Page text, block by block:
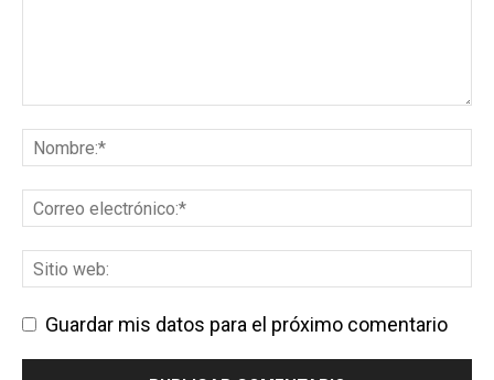
Guardar mis datos para el próximo comentario